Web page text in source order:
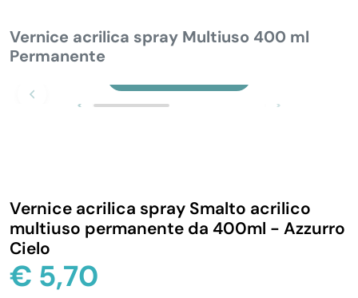
STOVIGLIE E TOVAGLIOLI
GIARDINO E ARREDO PER ESTERNO
CASA E PERSONA
FERRAMENTA E LINEA AUTO
Chi siamo
Personalizzazione Monouso
Vernice acrilica spray Multiuso 400 ml
Permanente
Zoom
Vernice acrilica spray Smalto acrilico
multiuso permanente da 400ml - Azzurro
Cielo
€ 5,70